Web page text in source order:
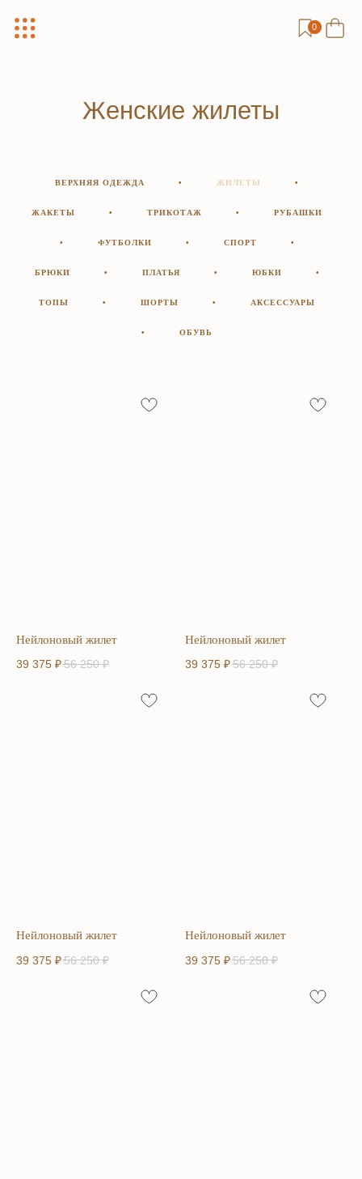
ВЕРХНЯЯ ОДЕЖДА • ЖИЛЕТЫ •
ЖАКЕТЫ • ТРИКОТАЖ • РУБАШКИ
• ФУТБОЛКИ • СПОРТ •
БРЮКИ • ПЛАТЬЯ • ЮБКИ •
ТОПЫ • ШОРТЫ • АКСЕССУАРЫ
• ОБУВЬ
Нейлоновый жилет
39 375 ₽56 250 ₽
Нейлоновый жилет
39 375 ₽56 250 ₽
Нейлоновый жилет
39 375 ₽56 250 ₽
Нейлоновый жилет
39 375 ₽56 250 ₽